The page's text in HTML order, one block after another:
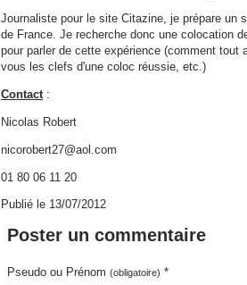
Journaliste pour le site Citazine, je prépare un
de France. Je recherche donc une colocation
pour parler de cette expérience (comment
vous les clefs d'une coloc réussie, etc.)
Contact:
Nicolas Robert
nicorobert27@aol.com
01 80 06 11 20
Publié le 13/07/2012
Poster un commentaire
Pseudo ou Prénom (obligatoire) *